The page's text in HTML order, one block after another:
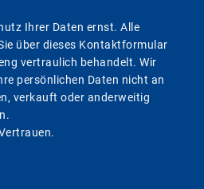
Ihrer Daten ernst. Alle
über dieses Kontaktformular
vertraulich behandelt. Wir
persönlichen Daten nicht an
verkauft oder anderweitig